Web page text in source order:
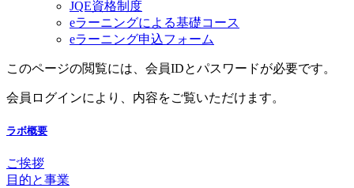
JQE資格制度
eラーニングによる基礎コース
eラーニング申込フォーム
このページの閲覧には、会員IDとパスワードが必要です。
会員ログインにより、内容をご覧いただけます。
ラボ概要
ご挨拶
目的と事業